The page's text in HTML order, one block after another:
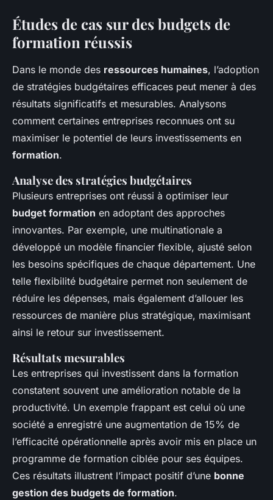
Études de cas sur des budgets de
formation réussis
Dans le monde des ressources humaines, l’adoption
de stratégies budgétaires efficaces peut mener à des
résultats significatifs et mesurables. Analysons
comment certaines entreprises reconnues ont su
maximiser le potentiel de leurs investissements en
formation.
Analyse des stratégies budgétaires
Plusieurs entreprises ont réussi à optimiser leur
budget formation en adoptant des approches
innovantes. Par exemple, une multinationale a
développé un modèle financier flexible, ajusté selon
les besoins spécifiques de chaque département. Une
telle flexibilité budgétaire permet non seulement de
réduire les dépenses, mais également d’allouer les
ressources de manière plus stratégique, maximisant
ainsi le retour sur investissement.
Résultats mesurables
Les entreprises qui investissent dans la formation
constatent souvent une amélioration notable de la
productivité. Un exemple frappant est celui où une
société a enregistré une augmentation de 15% de
l’efficacité opérationnelle après avoir mis en place un
programme de formation ciblée pour ses équipes.
Ces résultats illustrent l’impact positif d’une bonne
gestion des budgets de formation.